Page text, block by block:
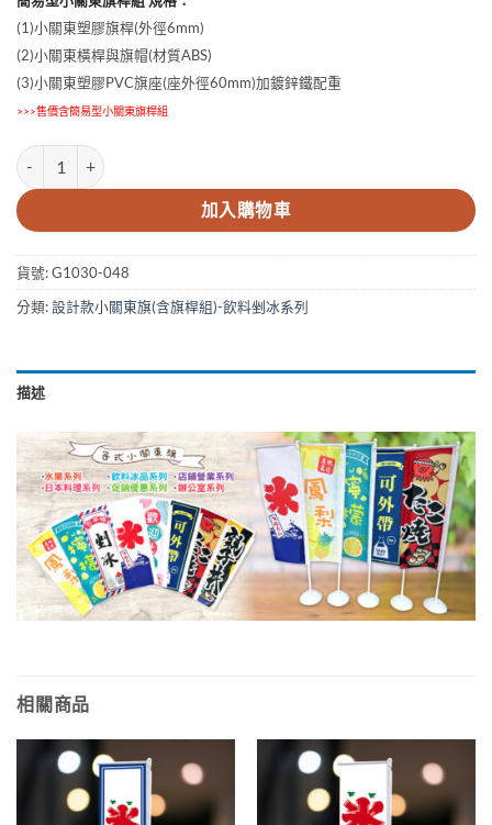
(1)小關東塑膠旗桿(外徑6mm)
(2)小關東橫桿與旗帽(材質ABS)
(3)小關東塑膠PVC旗座(座外徑60mm)加鍍鋅鐵配重
>>>售價含簡易型小關東旗桿組
10x30cm芒果冰小關東旗 數量
加入購物車
貨號:G1030-048
分類:設計款小關東旗(含旗桿組)-飲料剉冰系列
描述
相關商品